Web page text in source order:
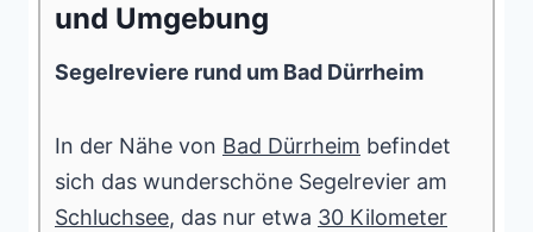
und Umgebung
Segelreviere rund um Bad Dürrheim
In der Nähe von Bad Dürrheim befindet
sich das wunderschöne Segelrevier am
Schluchsee, das nur etwa 30 Kilometer